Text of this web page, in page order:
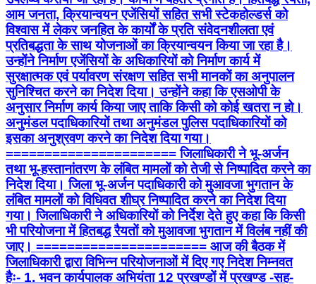
आम जनता, क्रियान्वयन एजेंसियों सहित सभी स्टेकहोल्डर्स को
विश्वास में लेकर जनहित के कार्यों के प्रति संवेदनशीलता एवं
प्रतिबद्धता के साथ योजनाओं का क्रियान्वयन किया जा रहा है।
उन्होंने निर्माण एजेंसियों के अधिकारियों को निर्माण कार्य में
सुरक्षात्मक एवं पर्यावरण संरक्षण सहित सभी मानकों का अनुपालन
सुनिश्चित करने का निदेश दिया। उन्होंने कहा कि एसओपी के
अनुसार निर्माण कार्य किया जाए ताकि किसी को कोई खतरा न हो।
अनुमंडल पदाधिकारियों तथा अनुमंडल पुलिस पदाधिकारियों को
इसका अनुश्रवण करने का निदेश दिया गया।
====================== जिलाधिकारी ने भू-अर्जन
तथा भू-हस्तानांतरण के लंबित मामलों को तेजी से निष्पादित करने का
निदेश दिया। जिला भू-अर्जन पदाधिकारी को मुआवजा भुगतान के
लंबित मामलों को विधिवत शीघ्र निष्पादित करने का निदेश दिया
गया। जिलाधिकारी ने अधिकारियों को निर्देश देते हुए कहा कि किसी
भी परियोजना में हितबद्ध रैयतों को मुआवजा भुगतान में विलंब नहीं की
जाए। ====================== आज की बैठक में
जिलाधिकारी द्वारा विभिन्न परियोजनाओं में दिए गए निदेश निम्नवत
हैः- 1. भवन कार्यपालक अभियंता 12 प्रखण्डों में प्रखण्ड -सह-